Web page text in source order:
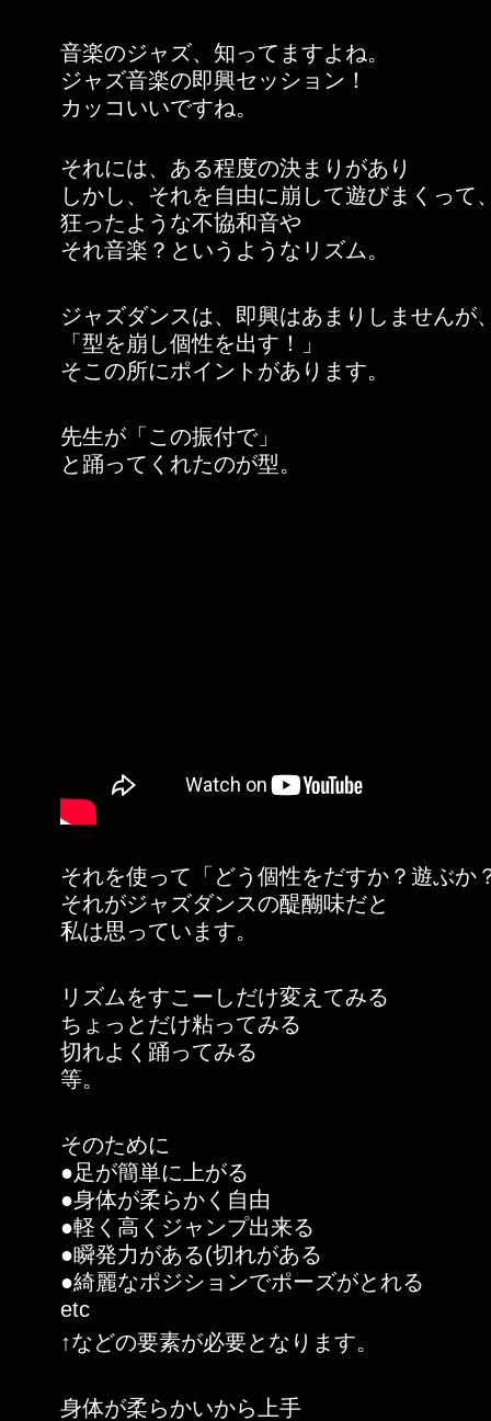
音楽のジャズ、知ってますよね。
ジャズ音楽の即興セッション！
カッコいいですね。
それには、ある程度の決まりがあり
しかし、それを自由に崩して遊びまくって
狂ったような不協和音や
それ音楽？というようなリズム。
ジャズダンスは、即興はあまりしませんが
「型を崩し個性を出す！」
そこの所にポイントがあります。
先生が「この振付で」
と踊ってくれたのが型。
それを使って「どう個性をだすか？遊ぶか
それがジャズダンスの醍醐味だと
私は思っています。
リズムをすこーしだけ変えてみる
ちょっとだけ粘ってみる
切れよく踊ってみる
等。
そのために
●足が簡単に上がる
●身体が柔らかく自由
●軽く高くジャンプ出来る
●瞬発力がある(切れがある
●綺麗なポジションでポーズがとれる
etc
↑などの要素が必要となります。
身体が柔らかいから上手